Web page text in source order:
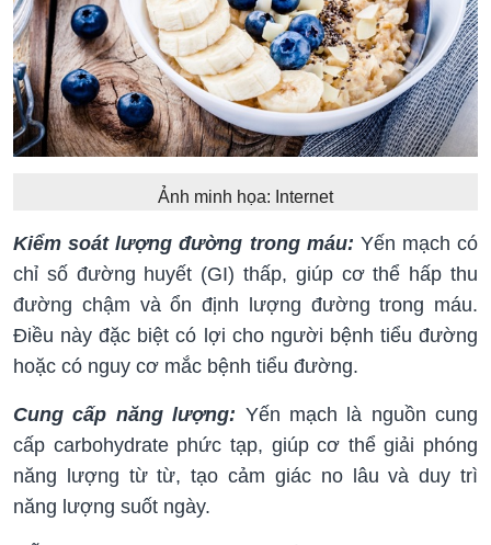
Ảnh minh họa: Internet
Kiểm soát lượng đường trong máu: Yến mạch có
chỉ số đường huyết (GI) thấp, giúp cơ thể hấp thu
đường chậm và ổn định lượng đường trong máu.
Điều này đặc biệt có lợi cho người bệnh tiểu đường
hoặc có nguy cơ mắc bệnh tiểu đường.
Cung cấp năng lượng: Yến mạch là nguồn cung
cấp carbohydrate phức tạp, giúp cơ thể giải phóng
năng lượng từ từ, tạo cảm giác no lâu và duy trì
năng lượng suốt ngày.